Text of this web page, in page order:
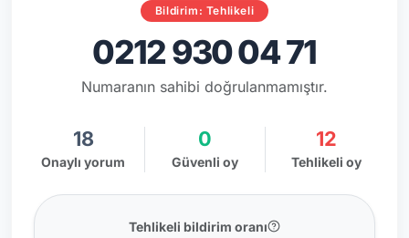
Bildirim: Tehlikeli
0212 930 04 71
Numaranın sahibi doğrulanmamıştır.
18
Onaylı yorum
0
Güvenli oy
12
Tehlikeli oy
Tehlikeli bildirim oranı